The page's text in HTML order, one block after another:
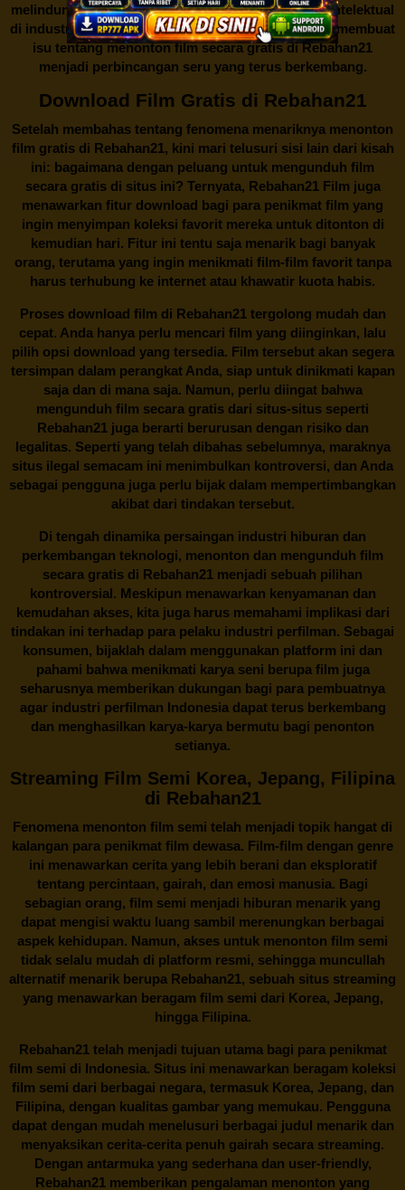
melindungi keberlangsungan bisnis dan kekayaan intelektual
di industri hiburan. Konflik kepentingan inilah yang membuat
isu tentang menonton film secara gratis diRebahan21
menjadi perbincangan seru yang terus berkembang.
Download Film Gratis di Rebahan21
Setelah membahas tentang fenomena menariknya menonton
film gratis di Rebahan21, kini mari telusuri sisi lain dari kisah
ini: bagaimana dengan peluang untuk mengunduh film
secara gratis di situs ini? Ternyata, Rebahan21 Film juga
menawarkan fitur download bagi para penikmat film yang
ingin menyimpan koleksi favorit mereka untuk ditonton di
kemudian hari. Fitur ini tentu saja menarik bagi banyak
orang, terutama yang ingin menikmati film-film favorit tanpa
harus terhubung ke internet atau khawatir kuota habis.
Proses download film di Rebahan21tergolong mudah dan
cepat. Anda hanya perlu mencari film yang diinginkan, lalu
pilih opsi download yang tersedia. Film tersebut akan segera
tersimpan dalam perangkat Anda, siap untuk dinikmati kapan
saja dan di mana saja. Namun, perlu diingat bahwa
mengunduh film secara gratis dari situs-situs seperti
Rebahan21 juga berarti berurusan dengan risiko dan
legalitas. Seperti yang telah dibahas sebelumnya, maraknya
situs ilegal semacam ini menimbulkan kontroversi, dan Anda
sebagai pengguna juga perlu bijak dalam mempertimbangkan
akibat dari tindakan tersebut.
Di tengah dinamika persaingan industri hiburan dan
perkembangan teknologi, menonton dan mengunduh film
secara gratis di Rebahan21 menjadi sebuah pilihan
kontroversial. Meskipun menawarkan kenyamanan dan
kemudahan akses, kita juga harus memahami implikasi dari
tindakan ini terhadap para pelaku industri perfilman. Sebagai
konsumen, bijaklah dalam menggunakan platform ini dan
pahami bahwa menikmati karya seni berupa film juga
seharusnya memberikan dukungan bagi para pembuatnya
agar industri perfilman Indonesia dapat terus berkembang
dan menghasilkan karya-karya bermutu bagi penonton
setianya.
Streaming Film Semi Korea, Jepang, Filipina
di Rebahan21
Fenomena menonton film semi telah menjadi topik hangat di
kalangan para penikmat film dewasa. Film-film dengan genre
ini menawarkan cerita yang lebih berani dan eksploratif
tentang percintaan, gairah, dan emosi manusia. Bagi
sebagian orang, film semi menjadi hiburan menarik yang
dapat mengisi waktu luang sambil merenungkan berbagai
aspek kehidupan. Namun, akses untuk menonton film semi
tidak selalu mudah di platform resmi, sehingga muncullah
alternatif menarik berupa Rebahan21, sebuah situs streaming
yang menawarkan beragam film semi dari Korea, Jepang,
hingga Filipina.
Rebahan21telah menjadi tujuan utama bagi para penikmat
film semi di Indonesia. Situs ini menawarkan beragam koleksi
film semi dari berbagai negara, termasuk Korea, Jepang, dan
Filipina, dengan kualitas gambar yang memukau. Pengguna
dapat dengan mudah menelusuri berbagai judul menarik dan
menyaksikan cerita-cerita penuh gairah secara streaming.
Dengan antarmuka yang sederhana dan user-friendly,
Rebahan21 memberikan pengalaman menonton yang